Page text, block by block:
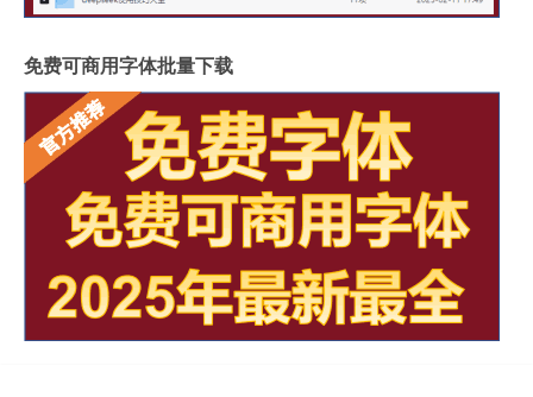
免费可商用字体批量下载